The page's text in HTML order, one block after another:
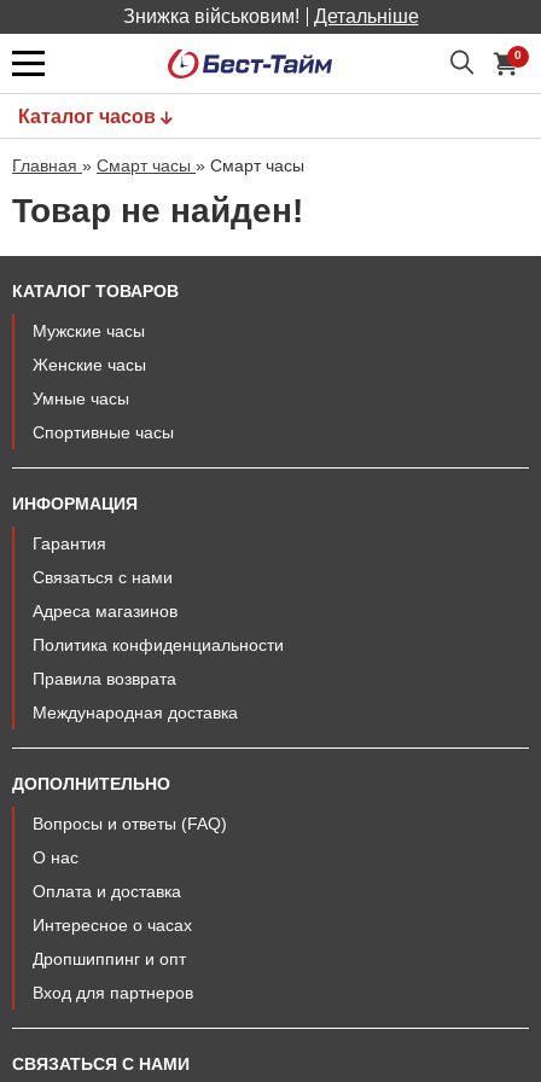
Знижка військовим! Детальніше
0
Каталог часов
Главная » Смарт часы » Смарт часы
Товар не найден!
КАТАЛОГ ТОВАРОВ
Мужские часы
Женские часы
Умные часы
Спортивные часы
ИНФОРМАЦИЯ
Гарантия
Связаться с нами
Адреса магазинов
Политика конфиденциальности
Правила возврата
Международная доставка
ДОПОЛНИТЕЛЬНО
Вопросы и ответы (FAQ)
О нас
Оплата и доставка
Интересное о часах
Дропшиппинг и опт
Вход для партнеров
СВЯЗАТЬСЯ С НАМИ